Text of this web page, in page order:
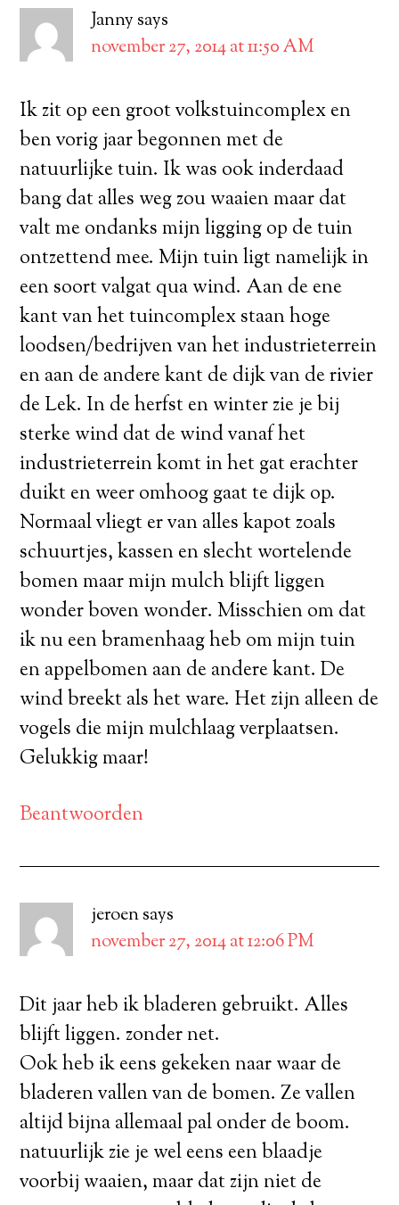
Janny says
november 27, 2014 at 11:50 AM
Ik zit op een groot volkstuincomplex en
ben vorig jaar begonnen met de
natuurlijke tuin. Ik was ook inderdaad
bang dat alles weg zou waaien maar dat
valt me ondanks mijn ligging op de tuin
ontzettend mee. Mijn tuin ligt namelijk in
een soort valgat qua wind. Aan de ene
kant van het tuincomplex staan hoge
loodsen/bedrijven van het industrieterrein
en aan de andere kant de dijk van de rivier
de Lek. In de herfst en winter zie je bij
sterke wind dat de wind vanaf het
industrieterrein komt in het gat erachter
duikt en weer omhoog gaat te dijk op.
Normaal vliegt er van alles kapot zoals
schuurtjes, kassen en slecht wortelende
bomen maar mijn mulch blijft liggen
wonder boven wonder. Misschien om dat
ik nu een bramenhaag heb om mijn tuin
en appelbomen aan de andere kant. De
wind breekt als het ware. Het zijn alleen de
vogels die mijn mulchlaag verplaatsen.
Gelukkig maar!
Beantwoorden
jeroensays
november 27, 2014 at 12:06 PM
Dit jaar heb ik bladeren gebruikt. Alles
blijft liggen. zonder net.
Ook heb ik eens gekeken naar waar de
bladeren vallen van de bomen. Ze vallen
altijd bijna allemaal pal onder de boom.
natuurlijk zie je wel eens een blaadje
voorbij waaien, maar dat zijn niet de